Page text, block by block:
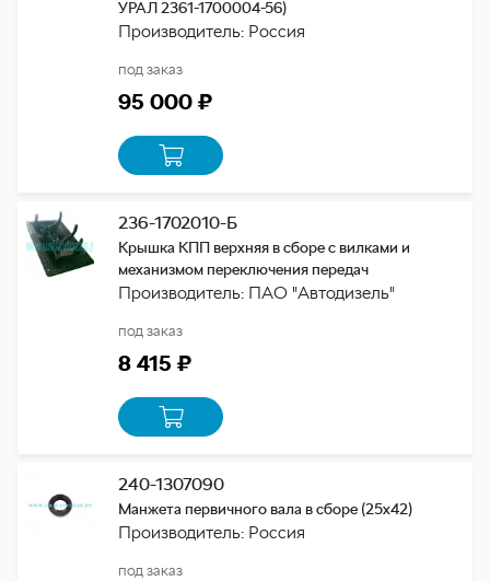
УРАЛ 2361-1700004-56)
Производитель: Россия
под заказ
95 000 ₽
236-1702010-Б
Крышка КПП верхняя в сборе с вилками и
механизмом переключения передач
Производитель: ПАО "Автодизель"
под заказ
8 415 ₽
240-1307090
Манжета первичного вала в сборе (25х42)
Производитель: Россия
под заказ